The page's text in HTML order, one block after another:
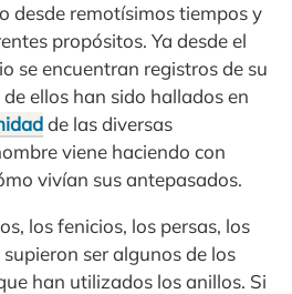
desde remotísimos tiempos y
propósitos. Ya desde el
se encuentran registros de su
ellos han sido hallados en
de las diversas
viene haciendo con
vivían sus antepasados.
los fenicios, los persas, los
ser algunos de los
han utilizados los anillos. Si